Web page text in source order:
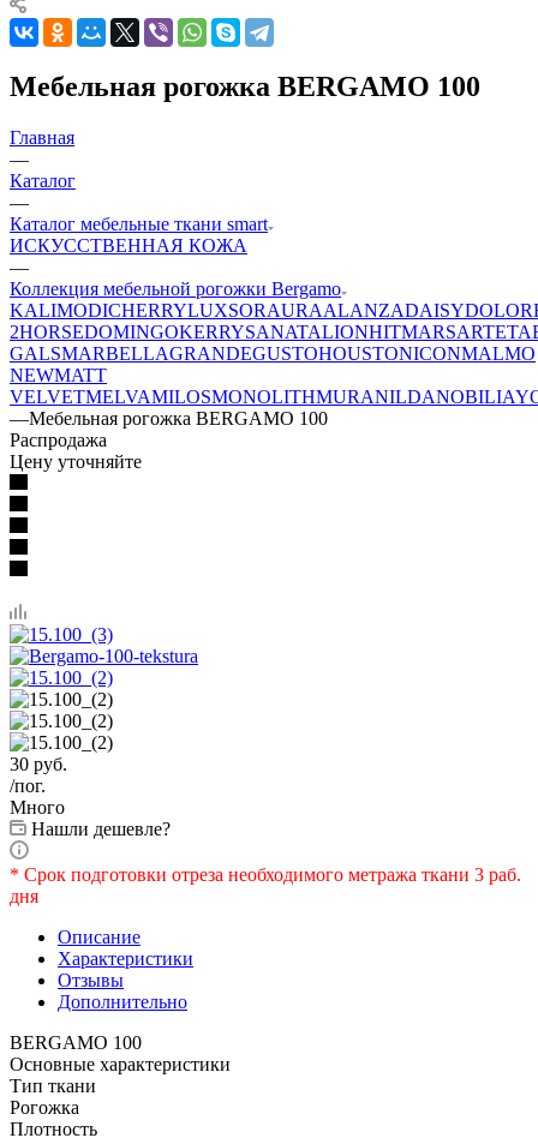
Мебельная рогожка BERGAMO 100
Главная
—
Каталог
—
Каталог мебельные ткани smart
ИСКУССТВЕННАЯ КОЖА
—
Коллекция мебельной рогожки Bergamo
KALIMODICHERRYLUXSORAURAALANZADAISY
2HORSEDOMINGOKERRYSANATALIONHITMARSARTE
GALSMARBELLAGRANDEGUSTOHOUSTONICONMALMO
NEWMATT
VELVETMELVAMILOSMONOLITHMURANILDANOBILIA
—Мебельная рогожка BERGAMO 100
Распродажа
Цену уточняйте
30 руб.
/пог.
Много
Нашли дешевле?
* Срок подготовки отреза необходимого метража ткани 3 раб.
дня
Описание
Характеристики
Отзывы
Дополнительно
BERGAMO 100
Основные характеристики
Тип ткани
Рогожка
Плотность